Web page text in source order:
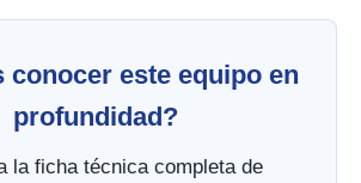
conocer este equipo en
profundidad?
la ficha técnica completa de